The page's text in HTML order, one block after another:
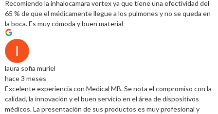
Recomiendo la inhalocamara vortex ya que tiene una efectividad del
65 % de que el médicamente llegue a los pulmones y no se queda en
la boca. Es muy cómoda y buen material
laura sofia muriel
hace 3 meses
Excelente experiencia con Medical MB. Se nota el compromiso con la
calidad, la innovación y el buen servicio en el área de dispositivos
médicos. La presentación de sus productos es muy profesional y